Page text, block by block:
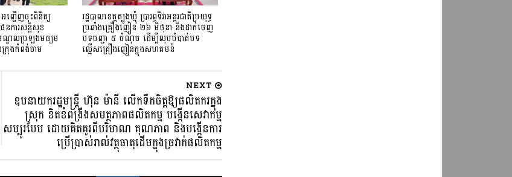
ញ្ជើញចុះពិនិត្យ
នការសន្តិសុខ
ណ្ឌលប្រឡងមធ្យម
រុងកំពង់ចាម
រដ្ឋបាលខេត្តត្បូងឃ្មុំ ប្រារព្ធទិវាអន្តរជាតិប្រយុទ្ធ
ប្រឆាំងគ្រឿងញៀន ២៦ មិថុនា និងដាក់ចេញ
បទបញ្ជា ៥ ចំណុច ដើម្បីលុបបំបាត់បទ
ល្មើសគ្រឿងញៀនក្នុងសហគមន៍
NEXT
ឧបនាយករដ្ឋមន្ដ្រី ហ៊ុន ម៉ានី លើកទឹកចិត្តឱ្យផលិតករក្នុង
ស្រុក ខិតខំពង្រឹងសមត្ថភាពផលិតកម្ម បង្កើនសេវាកម្ម
សម្បូរបែប ដោយគិតគូរពីបរិមាណ គុណភាព និងបង្កើនការ
ប្រើប្រាស់រាល់វត្ថុធាតុដើមក្នុងច្រវាក់ផលិតកម្ម